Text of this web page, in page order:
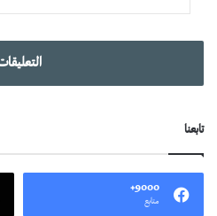
تابعنا
9000+
متابع